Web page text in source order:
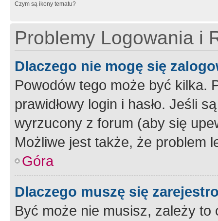
Czym są ikony tematu?
Problemy Logowania i
Dlaczego nie mogę się
Powodów tego może być kilka.
prawidłowy login i hasło. Jeśli
wyrzucony z forum (aby się
Możliwe jest także, że problem
Góra
Dlaczego muszę się
Być może nie musisz, zależy